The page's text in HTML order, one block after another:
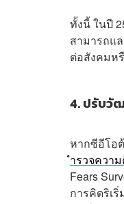
ทั้งนี้ ในปี
สามารถแ
ต่อสังคมห
4. ปรับวั
หากซีอีโอ
ำรวจควา
Fears
การคิดริเ